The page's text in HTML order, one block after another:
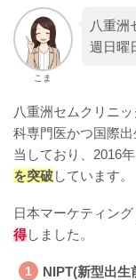
こま
八重洲
週日曜
八重洲セムクリニ
科専門医かつ国際
当しており、2016
を突破しています。
日本マーケティン
得しました。
NIPT(新型出生